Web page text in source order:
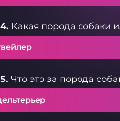
Какая порода собаки
Что это за порода